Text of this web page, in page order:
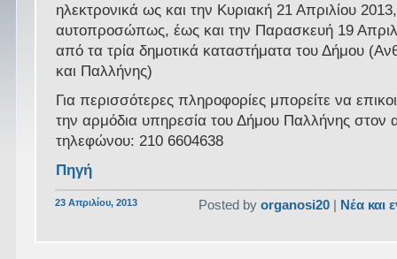
ηλεκτρονικά ως και την Κυριακή 21 Απριλίου 2013,
αυτοπροσώπως, έως και την Παρασκευή 19
από τα τρία δημοτικά καταστήματα του Δήμου
και Παλλήνης)
Για περισσότερες πληροφορίες μπορείτε να
την αρμόδια υπηρεσία του Δήμου Παλλήνης στον
τηλεφώνου: 210 6604638
Πηγή
23 Απριλίου, 2013 Posted byorganosi20 | Νέα και